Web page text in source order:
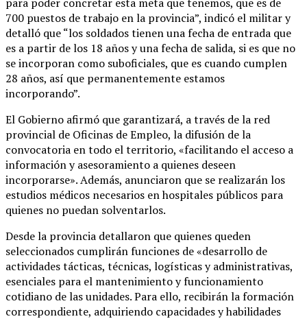
700 puestos de trabajo en la provincia”, indicó el militar y
detalló que “los soldados tienen una fecha de entrada que
es a partir de los 18 años y una fecha de salida, si es que no
se incorporan como suboficiales, que es cuando cumplen
28 años, así que permanentemente estamos
incorporando”.
El Gobierno afirmó que garantizará, a través de la red
provincial de Oficinas de Empleo, la difusión de la
convocatoria en todo el territorio, «facilitando el acceso a
información y asesoramiento a quienes deseen
incorporarse». Además, anunciaron que se realizarán los
estudios médicos necesarios en hospitales públicos para
quienes no puedan solventarlos.
Desde la provincia detallaron que quienes queden
seleccionados cumplirán funciones de «desarrollo de
actividades tácticas, técnicas, logísticas y administrativas,
esenciales para el mantenimiento y funcionamiento
cotidiano de las unidades. Para ello, recibirán la formación
correspondiente, adquiriendo capacidades y habilidades